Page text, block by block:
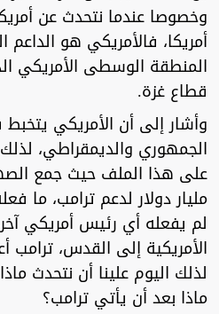
وخصوصا عندما نتحدث عن
أمريكا، فالأمريكي هو
المنطقة الوسطى الأمريكي
قطاع غزة.
وأشار إلى أن الأمريكي
الجمهوري والديمقراطي،
على هذا الملف حيث جمع
مليار دولار لدعم ترامب، ما
لم يفعله أي رئيس أمريكي
الأمريكية إلى القدس، ترامب
لذلك اليوم علينا أن نتحدث
ماذا بعد أن يأتي ترامب؟